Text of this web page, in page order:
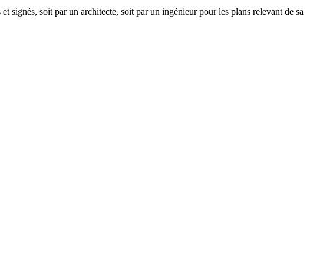
signés, soit par un architecte, soit par un ingénieur pour les plans relevant de sa